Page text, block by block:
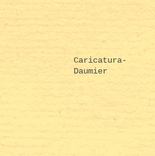
Caricatura-
Daumier